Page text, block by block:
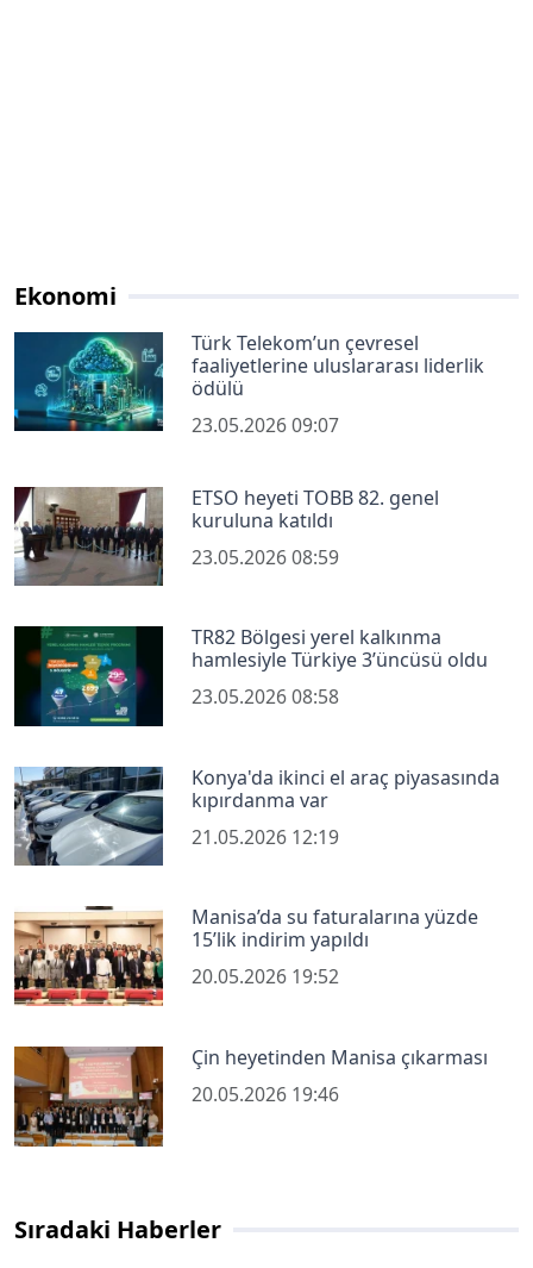
Ekonomi
Türk Telekom’un çevresel
faaliyetlerine uluslararası liderlik
ödülü
23.05.2026 09:07
ETSO heyeti TOBB 82. genel
kuruluna katıldı
23.05.2026 08:59
TR82 Bölgesi yerel kalkınma
hamlesiyle Türkiye 3’üncüsü oldu
23.05.2026 08:58
Konya'da ikinci el araç piyasasında
kıpırdanma var
21.05.2026 12:19
Manisa’da su faturalarına yüzde
15’lik indirim yapıldı
20.05.2026 19:52
Çin heyetinden Manisa çıkarması
20.05.2026 19:46
Sıradaki Haberler